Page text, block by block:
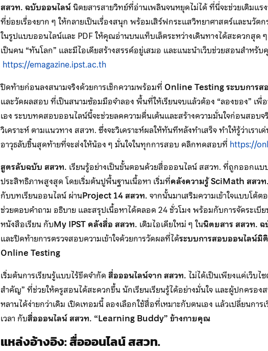
สสวท. ฉบับออนไลน์นิตยสารสายวิทย์ที่อ่านเพลินจนหยุดไม่ได้ ที่นี่จะช่วยเติมแร
ที่ย่อยเรื่องยาก ๆ ให้กลายเป็นเรื่องสนุก พร้อมเสิร์ฟกระแสวิทยาศาสตร์และนวั
ในรูปแบบออนไลน์และ PDF ให้คุณอ่านบนแท็บเล็ตระหว่างเดินทางได้สะดวกสุด
เป็นคน “ทันโลก” และมีไอเดียสร้างสรรค์อยู่เสมอ และแนะนำเว็บช่วยสอนสำหรั
https://emagazine.ipst.ac.th
ปิดท้ายก่อนลงสนามจริงด้วยการเช็กความพร้อมที่ Online Testing ระบบการส
และวัดผลสอบ ที่เป็นสนามซ้อมมือจำลอง พื้นที่ให้เรียนจบแล้วต้อง “ลองของ” เพื่
เอง ระบบทดสอบออนไลน์นี้จะช่วยลดความตื่นเต้นและสร้างความมั่นใจก่อนสอบ
วิเคราะห์ ตามแนวทาง สสวท. ซึ่งจะวิเคราะห์ผลให้ทันทีหลังทำเสร็จ ทำให้รู้ว่าเรา
อาวุธลับชิ้นสุดท้ายที่จะส่งให้น้อง ๆ มั่นใจในทุกการสอบ คลิกทดสอบที่ https://
สูตรลับฉบับ สสวท. เรียนรู้อย่างเป็นขั้นตอนด้วยสื่อออนไลน์ สสวท. ที่ถูกออกแบ
ประสิทธิภาพสูงสุด โดยเริ่มต้นปูพื้นฐานเนื้อหา เริ่มที่คลังความรู้ SciMath สสวท.
กับบทเรียนออนไลน์ ผ่านProject 14 สสวท.จากนั้นมาเสริมความเข้าใจแบบโต้
ช่วยตอบคำถาม อธิบาย และสรุปเนื้อหาได้ตลอด 24 ชั่วโมง พร้อมกับการจัดระเบี
หนังสือเรียน กับMy IPST คลังสื่อ สสวท. เติมไอเดียใหม่ ๆ ในนิตยสาร สสวท.
และปิดท้ายการตรวจสอบความเข้าใจด้วยการวัดผลที่ได้ระบบการสอบออนไลน์มิ
Online Testing
เริ่มต้นการเรียนรู้แบบไร้ขีดจำกัดสื่อออนไลน์จาก สสวท.ไม่ได้เป็นเพียงแค่เว็บไ
สำคัญ” ที่ช่วยให้ครูสอนได้สะดวกขึ้น นักเรียนเรียนรู้ได้อย่างมั่นใจ และผู้ปกครอง
หลานได้ง่ายกว่าเดิม เปิดเทอมนี้ ลองเลือกใช้สื่อที่เหมาะกับตนเอง แล้วเปลี่ยนกา
เวลา กับสื่อออนไลน์ สสวท. “Learning Buddy” ข้างกายคุณ
แหล่งอ้างอิง: สื่อออนไลน์ สสวท.